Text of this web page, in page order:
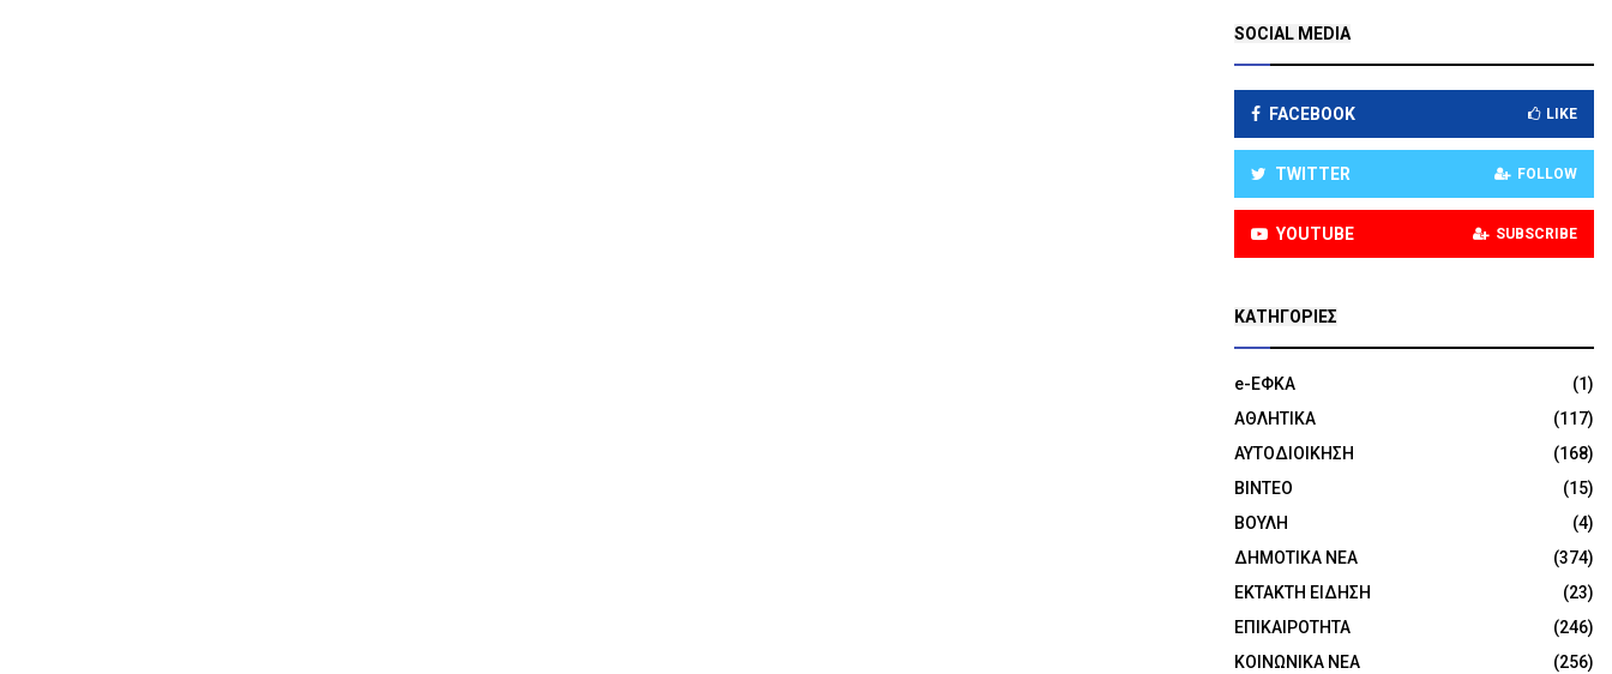
SOCIAL MEDIA
FACEBOOK LIKE
TWITTER FOLLOW
YOUTUBE SUBSCRIBE
KΑΤΗΓΟΡΊΕΣ
e-ΕΦΚΑ
(1)
ΑΘΛΗΤΙΚΑ
(117)
ΑΥΤΟΔΙΟΙΚΗΣΗ
(168)
ΒΙΝΤΕΟ
(15)
ΒΟΥΛΗ
(4)
ΔΗΜΟΤΙΚΑ ΝΕΑ
(374)
ΕΚΤΑΚΤΗ ΕΙΔΗΣΗ
(23)
ΕΠΙΚΑΙΡΟΤΗΤΑ
(246)
ΚΟΙΝΩΝΙΚΑ ΝΕΑ
(256)